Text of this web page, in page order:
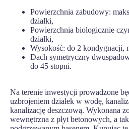
Powierzchnia zabudowy:
działki,
Powierzchnia biologicznie
działki,
Wysokość: do 2 kondygnacji,
Dach symetryczny
do 45 stopni.
Na terenie inwestycji prowadzone
uzbrojeniem działek w wodę,
kanalizację deszczową. Wykonana
wewnętrzna z płyt betonowych, a